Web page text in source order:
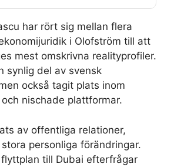
har rört sig mellan flera
i Olofström till att
mest omskrivna realityprofiler.
synlig del av svensk
också tagit plats inom
nischade plattformar.
av offentliga relationer,
personliga förändringar.
till Dubai efterfrågar